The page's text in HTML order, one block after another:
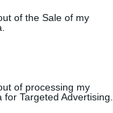
of the Sale of my
of processing my
for Targeted Advertising.